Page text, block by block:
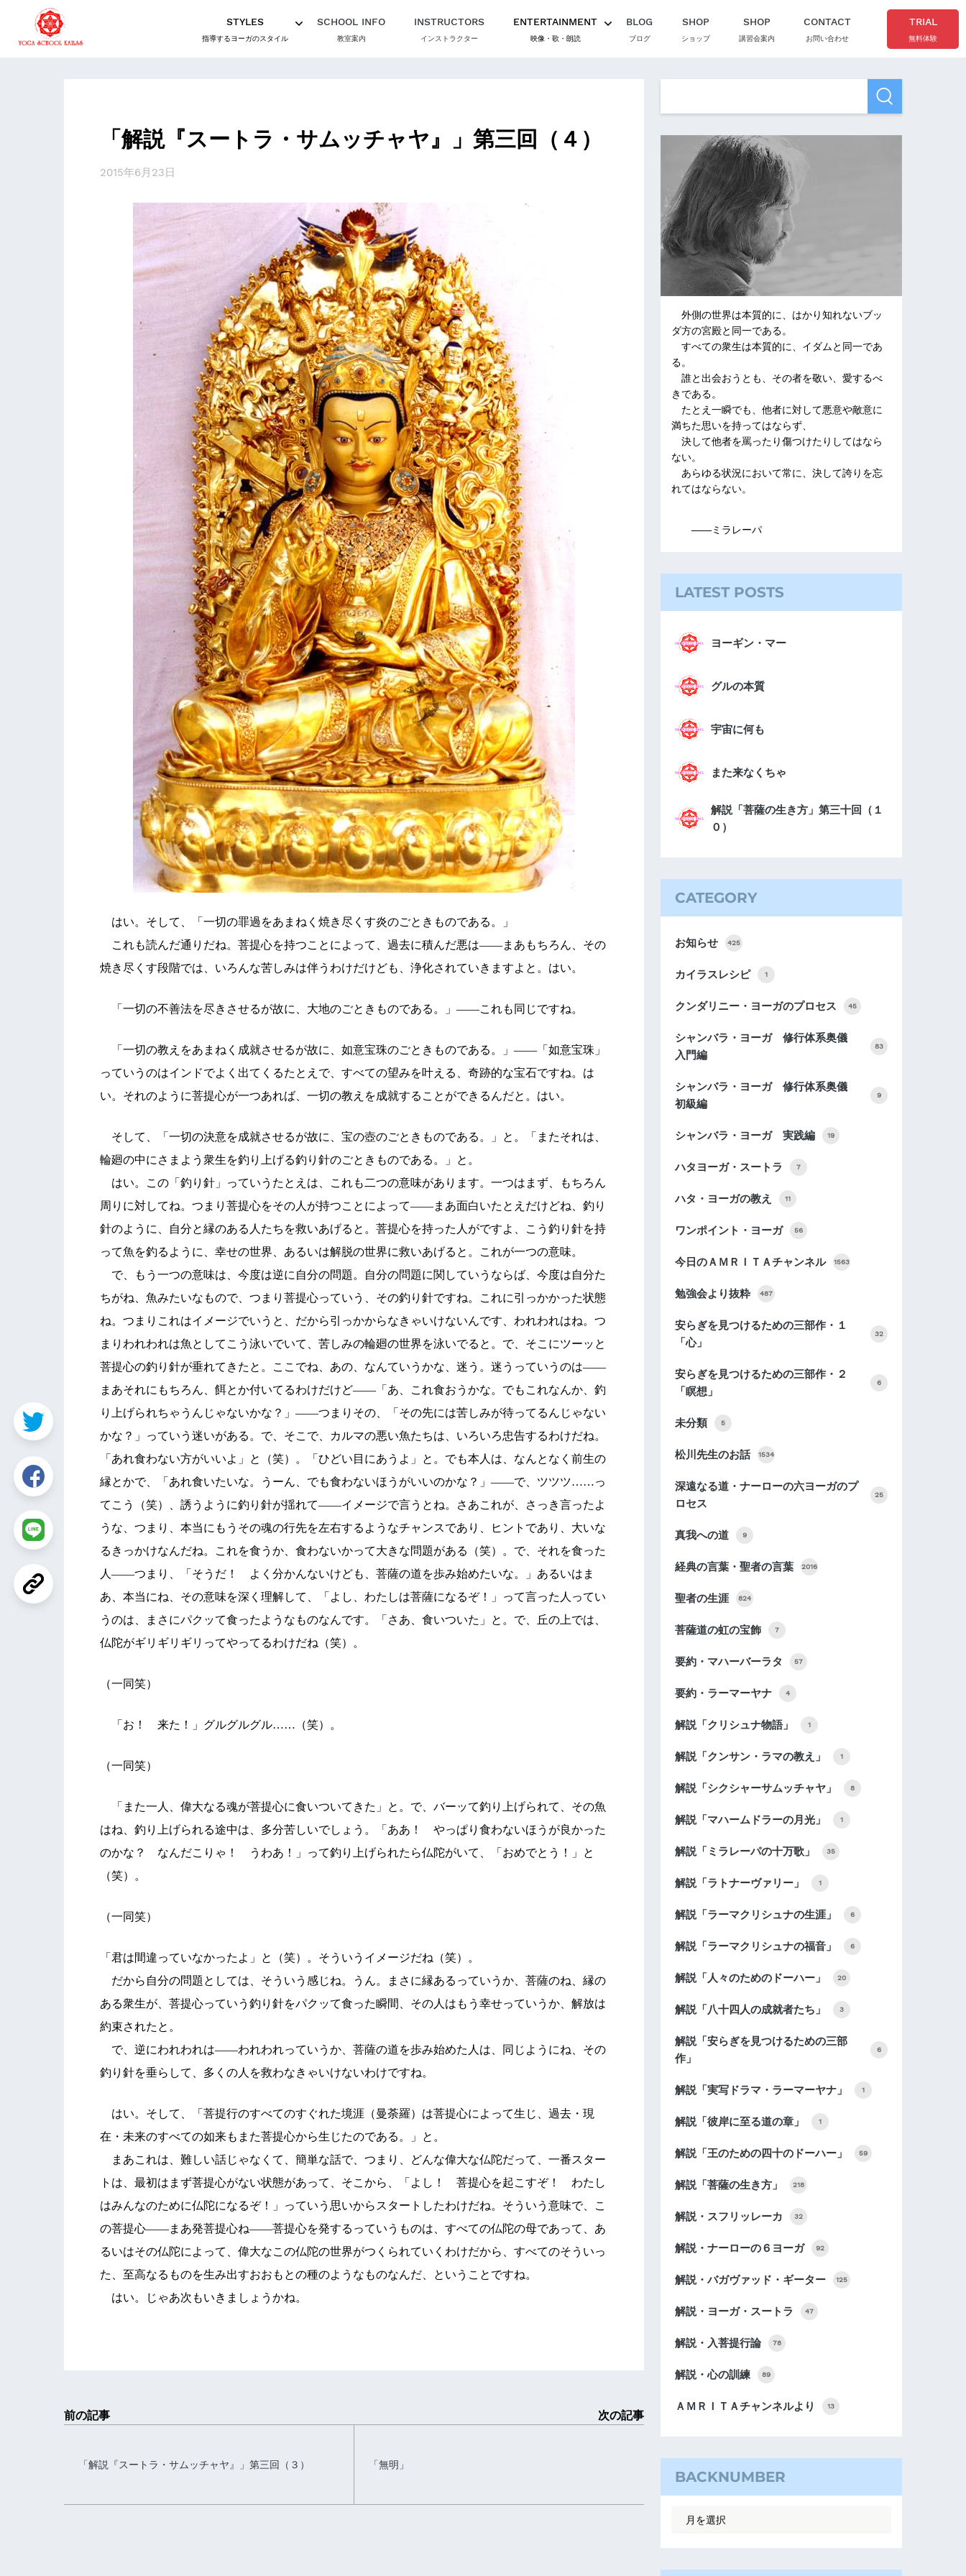
STYLES
指導するヨーガのスタイル
SCHOOL INFO
教室案内
INSTRUCTORS
インストラクター
ENTERTAINMENT
映像・歌・朗読
BLOG
ブログ
SHOP
ショップ
SHOP
講習会案内
CONTACT
お問い合わせ
TRIAL
無料体験
「解説『スートラ・サムッチャヤ』」第三回（４）
2015年6月23日
はい。そして、「一切の罪過をあまねく焼き尽くす炎のごときものである。」
これも読んだ通りだね。菩提心を持つことによって、過去に積んだ悪は――まあもちろん、その
焼き尽くす段階では、いろんな苦しみは伴うわけだけども、浄化されていきますよと。はい。
「一切の不善法を尽きさせるが故に、大地のごときものである。」――これも同じですね。
「一切の教えをあまねく成就させるが故に、如意宝珠のごときものである。」――「如意宝珠」
っていうのはインドでよく出てくるたとえで、すべての望みを叶える、奇跡的な宝石ですね。は
い。それのように菩提心が一つあれば、一切の教えを成就することができるんだと。はい。
そして、「一切の決意を成就させるが故に、宝の壺のごときものである。」と。「またそれは、
輪廻の中にさまよう衆生を釣り上げる釣り針のごときものである。」と。
はい。この「釣り針」っていうたとえは、これも二つの意味があります。一つはまず、もちろん
周りに対してね。つまり菩提心をその人が持つことによって――まあ面白いたとえだけどね、釣り
針のように、自分と縁のある人たちを救いあげると。菩提心を持った人がですよ、こう釣り針を持
って魚を釣るように、幸せの世界、あるいは解脱の世界に救いあげると。これが一つの意味。
で、もう一つの意味は、今度は逆に自分の問題。自分の問題に関していうならば、今度は自分た
ちがね、魚みたいなもので、つまり菩提心っていう、その釣り針ですね。これに引っかかった状態
ね。つまりこれはイメージでいうと、だから引っかからなきゃいけないんです、われわれはね。つ
まりわれわれは魚としてこう泳いでいて、苦しみの輪廻の世界を泳いでると。で、そこにツーッと
菩提心の釣り針が垂れてきたと。ここでね、あの、なんていうかな、迷う。迷うっていうのは――
まあそれにもちろん、餌とか付いてるわけだけど――「あ、これ食おうかな。でもこれなんか、釣
り上げられちゃうんじゃないかな？」――つまりその、「その先には苦しみが待ってるんじゃない
かな？」っていう迷いがある。で、そこで、カルマの悪い魚たちは、いろいろ忠告するわけだね。
「あれ食わない方がいいよ」と（笑）。「ひどい目にあうよ」と。でも本人は、なんとなく前生の
縁とかで、「あれ食いたいな。うーん、でも食わないほうがいいのかな？」――で、ツツツ……っ
てこう（笑）、誘うように釣り針が揺れて――イメージで言うとね。さあこれが、さっき言ったよ
うな、つまり、本当にもうその魂の行先を左右するようなチャンスであり、ヒントであり、大いな
るきっかけなんだね。これを食うか、食わないかって大きな問題がある（笑）。で、それを食った
人――つまり、「そうだ！ よく分かんないけども、菩薩の道を歩み始めたいな。」あるいはま
あ、本当にね、その意味を深く理解して、「よし、わたしは菩薩になるぞ！」って言った人ってい
うのは、まさにパクッて食ったようなものなんです。「さあ、食いついた」と。で、丘の上では、
仏陀がギリギリギリってやってるわけだね（笑）。
（一同笑）
「お！ 来た！」グルグルグル……（笑）。
（一同笑）
「また一人、偉大なる魂が菩提心に食いついてきた」と。で、バーッて釣り上げられて、その魚
はね、釣り上げられる途中は、多分苦しいでしょう。「ああ！ やっぱり食わないほうが良かった
のかな？ なんだこりゃ！ うわあ！」って釣り上げられたら仏陀がいて、「おめでとう！」と
（笑）。
（一同笑）
「君は間違っていなかったよ」と（笑）。そういうイメージだね（笑）。
だから自分の問題としては、そういう感じね。うん。まさに縁あるっていうか、菩薩のね、縁の
ある衆生が、菩提心っていう釣り針をパクッて食った瞬間、その人はもう幸せっていうか、解放は
約束されたと。
で、逆にわれわれは――われわれっていうか、菩薩の道を歩み始めた人は、同じようにね、その
釣り針を垂らして、多くの人を救わなきゃいけないわけですね。
はい。そして、「菩提行のすべてのすぐれた境涯（曼荼羅）は菩提心によって生じ、過去・現
在・未来のすべての如来もまた菩提心から生じたのである。」と。
まあこれは、難しい話じゃなくて、簡単な話で、つまり、どんな偉大な仏陀だって、一番スター
トは、最初はまず菩提心がない状態があって、そこから、「よし！ 菩提心を起こすぞ！ わたし
はみんなのために仏陀になるぞ！」っていう思いからスタートしたわけだね。そういう意味で、こ
の菩提心――まあ発菩提心ね――菩提心を発するっていうものは、すべての仏陀の母であって、あ
るいはその仏陀によって、偉大なこの仏陀の世界がつくられていくわけだから、すべてのそういっ
た、至高なるものを生み出すおおもとの種のようなものなんだ、ということですね。
はい。じゃあ次もいきましょうかね。
前の記事
「解説『スートラ・サムッチャヤ』」第三回（３）
次の記事
「無明」
外側の世界は本質的に、はかり知れないブッ
ダ方の宮殿と同一である。
すべての衆生は本質的に、イダムと同一であ
る。
誰と出会おうとも、その者を敬い、愛するべ
きである。
たとえ一瞬でも、他者に対して悪意や敵意に
満ちた思いを持ってはならず、
決して他者を罵ったり傷つけたりしてはなら
ない。
あらゆる状況において常に、決して誇りを忘
れてはならない。
――ミラレーパ
LATEST POSTS
ヨーギン・マー
グルの本質
宇宙に何も
また来なくちゃ
解説「菩薩の生き方」第三十回（１
０）
CATEGORY
お知らせ 425
カイラスレシピ 1
クンダリニー・ヨーガのプロセス 45
シャンバラ・ヨーガ 修行体系奥儀
入門編
83
シャンバラ・ヨーガ 修行体系奥儀
初級編
9
シャンバラ・ヨーガ 実践編 19
ハタヨーガ・スートラ 7
ハタ・ヨーガの教え 11
ワンポイント・ヨーガ 56
今日のＡＭＲＩＴＡチャンネル 1563
勉強会より抜粋 487
安らぎを見つけるための三部作・１
「心」
32
安らぎを見つけるための三部作・２
「瞑想」
6
未分類 5
松川先生のお話 1534
深遠なる道・ナーローの六ヨーガのプ
ロセス
25
真我への道 9
経典の言葉・聖者の言葉 2016
聖者の生涯 824
菩薩道の虹の宝飾 7
要約・マハーバーラタ 57
要約・ラーマーヤナ 4
解説「クリシュナ物語」 1
解説「クンサン・ラマの教え」 1
解説「シクシャーサムッチャヤ」 8
解説「マハームドラーの月光」 1
解説「ミラレーパの十万歌」 35
解説「ラトナーヴァリー」 1
解説「ラーマクリシュナの生涯」 6
解説「ラーマクリシュナの福音」 6
解説「人々のためのドーハー」 20
解説「八十四人の成就者たち」 3
解説「安らぎを見つけるための三部
作」
6
解説「実写ドラマ・ラーマーヤナ」 1
解説「彼岸に至る道の章」 1
解説「王のための四十のドーハー」 59
解説「菩薩の生き方」 218
解説・スフリッレーカ 32
解説・ナーローの６ヨーガ 92
解説・バガヴァッド・ギーター 125
解説・ヨーガ・スートラ 47
解説・入菩提行論 78
解説・心の訓練 89
ＡＭＲＩＴＡチャンネルより 13
BACKNUMBER